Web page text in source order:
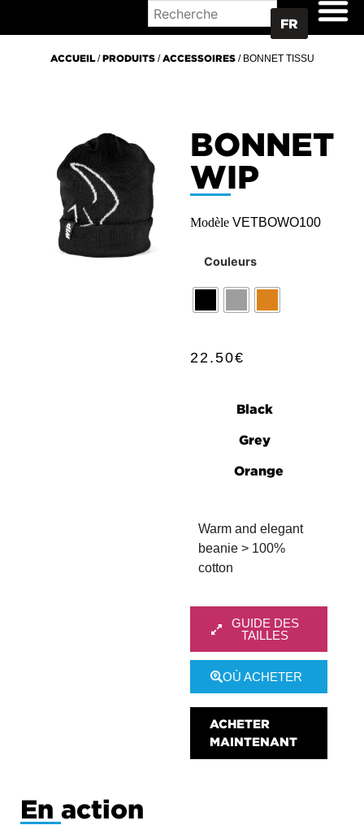
FR
ACCUEIL/PRODUITS/ACCESSOIRES/ BONNET TISSU
BONNET
WIP
Modèle VETBOWO100
Couleurs
22.50€
Black
Grey
Orange
Warm and elegant
beanie > 100%
cotton
GUIDE DES
TAILLES
OÙ ACHETER
ACHETER
MAINTENANT
En action